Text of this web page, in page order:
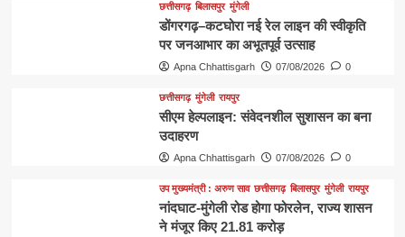
छत्तीसगढ़ बिलासपुर मुंगेली
डोंगरगढ़–कटघोरा नई रेल लाइन की स्वीकृति
पर जनआभार का अभूतपूर्व उत्साह
Apna Chhattisgarh 07/08/2026 0
छत्तीसगढ़ मुंगेली रायपुर
सीएम हेल्पलाइन: संवेदनशील सुशासन का बना
उदाहरण
Apna Chhattisgarh 07/08/2026 0
उप मुख्यमंत्री : अरुण साव छत्तीसगढ़ बिलासपुर मुंगेली रायपुर
नांदघाट-मुंगेली रोड होगा फोरलेन, राज्य शासन
ने मंजूर किए 21.81 करोड़